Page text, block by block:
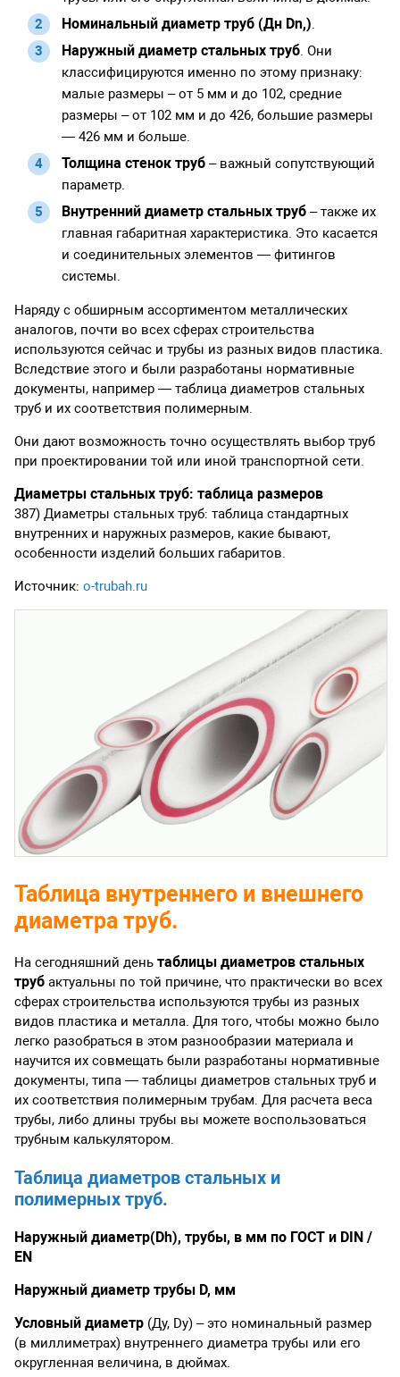
Номинальный диаметр труб (Дн Dn,)
Наружный диаметр стальных труб. Они
классифицируются именно по этому признаку:
малые размеры – от 5 мм и до 102, средние
размеры – от 102 мм и до 426, большие размеры
— 426 мм и больше.
Толщина стенок труб– важный сопутствующий
параметр.
Внутренний диаметр стальных труб– также их
главная габаритная характеристика. Это касается
и соединительных элементов — фитингов
системы.
Наряду с обширным ассортиментом металлических
аналогов, почти во всех сферах строительства
используются сейчас и трубы из разных видов пластика.
Вследствие этого и были разработаны нормативные
документы, например — таблица диаметров стальных
труб и их соответствия полимерным.
Они дают возможность точно осуществлять выбор труб
при проектировании той или иной транспортной сети.
Диаметры стальных труб: таблица размеров
387) Диаметры стальных труб: таблица стандартных
внутренних и наружных размеров, какие бывают,
особенности изделий больших габаритов.
Источник: o-trubah.ru
Таблица внутреннего и внешнего
диаметра труб.
На сегодняшний день таблицы диаметров стальных
труб актуальны по той причине, что практически во всех
сферах строительства используются трубы из разных
видов пластика и металла. Для того, чтобы можно было
легко разобраться в этом разнообразии материала и
научится их совмещать были разработаны нормативные
документы, типа — таблицы диаметров стальных труб и
их соответствия полимерным трубам. Для расчета веса
трубы, либо длины трубы вы можете воспользоваться
трубным калькулятором.
Таблица диаметров стальных и
полимерных труб.
Наружный диаметр(Dh), трубы, в мм по ГОСТ и DIN /
EN
Наружный диаметр трубы D, мм
Условный диаметр (Ду, Dy) – это номинальный размер
(в миллиметрах) внутреннего диаметра трубы или его
округленная величина, в дюймах.